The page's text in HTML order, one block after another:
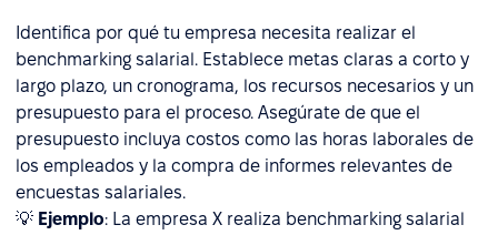
Identifica por qué tu empresa necesita realizar el
benchmarking salarial. Establece metas claras a corto y
largo plazo, un cronograma, los recursos necesarios y un
presupuesto para el proceso. Asegúrate de que el
presupuesto incluya costos como las horas laborales de
los empleados y la compra de informes relevantes de
encuestas salariales.
💡 Ejemplo: La empresa X realiza benchmarking salarial